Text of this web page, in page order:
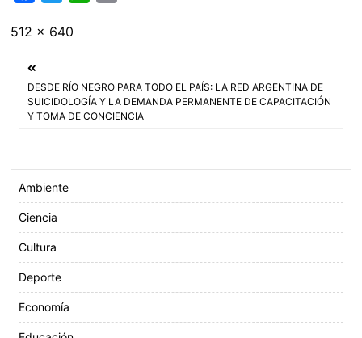
c
o
o
i
e
r
A
p
Tamaño
512 × 640
Navegación
de
DESDE RÍO NEGRO PARA TODO EL PAÍS: LA RED ARGENTINA DE
SUICIDOLOGÍA Y LA DEMANDA PERMANENTE DE CAPACITACIÓN
Y TOMA DE CONCIENCIA
Ambiente
Ciencia
Cultura
Deporte
Economía